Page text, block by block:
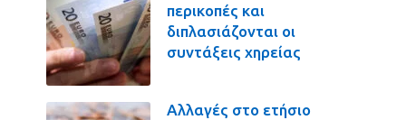
περικοπές και
διπλασιάζονται οι
συντάξεις χηρείας
Αλλαγές στο ετήσιο